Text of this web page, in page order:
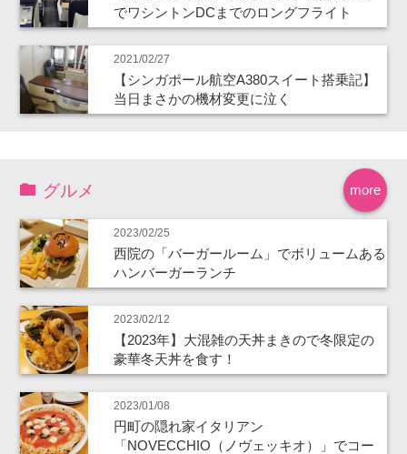
でワシントンDCまでのロングフライト
2021/02/27
【シンガポール航空A380スイート搭乗記】
当日まさかの機材変更に泣く
more
グルメ
2023/02/25
西院の「バーガールーム」でボリュームある
ハンバーガーランチ
2023/02/12
【2023年】大混雑の天丼まきので冬限定の
豪華冬天丼を食す！
2023/01/08
円町の隠れ家イタリアン
「NOVECCHIO（ノヴェッキオ）」でコー